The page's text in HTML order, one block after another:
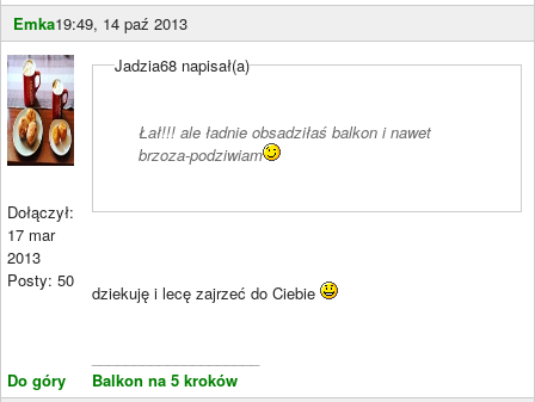
Emka19:49, 14 paź 2013
Dołączył:
17 mar
2013
Posty: 50
Do góry
Jadzia68 napisał(a)
Łał!!! ale ładnie obsadziłaś balkon i nawet
brzoza-podziwiam
dziekuję i lecę zajrzeć do Ciebie
Balkon na 5 kroków